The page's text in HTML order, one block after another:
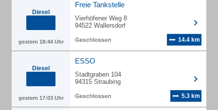
Diesel
gestern 18:44 Uhr
Freie Tankstelle
Vierhöfener Weg 8
94522 Wallersdorf
14.4 km
Diesel
gestern 17:03 Uhr
ESSO
Stadtgraben 104
94315 Straubing
5.3 km